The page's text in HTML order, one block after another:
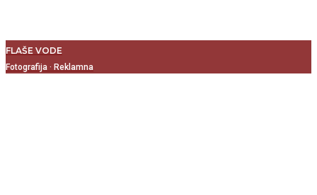
FLAŠE VODE
Fotografija · Reklamna